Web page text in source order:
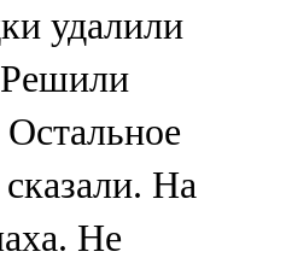
удалили
Остальное
На
Не